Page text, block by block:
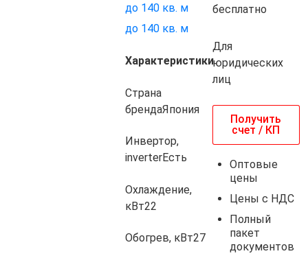
бесплатно
Для
юридических
лиц
Получить
счет / КП
Оптовые
цены
Цены с НДС
Полный
пакет
документов
до 140 кв. м
до 140 кв. м
Характеристики
Страна
брендаЯпония
Инвертор,
inverterЕсть
Охлаждение,
кВт22
Обогрев, кВт27